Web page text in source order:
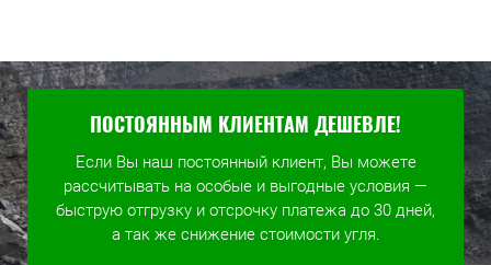
ПОСТОЯННЫМ КЛИЕНТАМ ДЕШЕВЛЕ!
Если Вы наш постоянный клиент, Вы можете
рассчитывать на особые и выгодные условия —
быструю отгрузку и отсрочку платежа до 30 дней,
а так же снижение стоимости угля.